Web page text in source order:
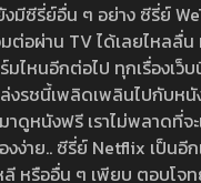
ซีรี่ย์อื่น ๆ อย่าง ซีรี่ย์
ต่อผ่าน TV ได้เลยไหลลื่
ไหนอีกต่อไป ทุกเรื่องเว็
งรชนี้เพลิดเพลินไปกับห
ดูหนังฟรี เราไม่พลาดที่
งง่าย.. ซีรี่ย์ Netflix เป็น
หรืออื่น ๆ เพียบ ตอบโจท